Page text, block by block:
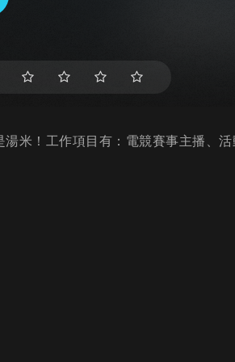
湯米！工作項目有：電競賽事主播、